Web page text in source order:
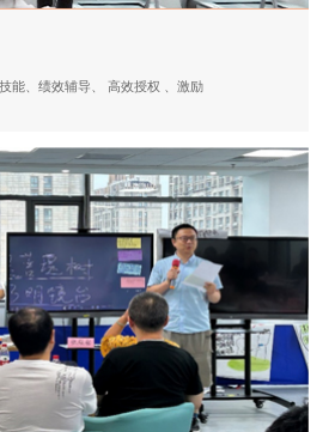
能、绩效辅导、 高效授权 、激励